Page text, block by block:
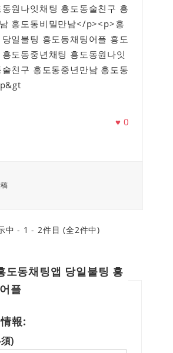
원나잇채팅 흥도동술친구 흥
흥도동비밀만남</p><p>흥
일불팅 흥도동채팅어플 흥도
도동중년채팅 흥도동원나잇
친구 흥도동중년만남 흥도동
♥0
中 - 1 - 2件目 (全2件中)
도동채팅앱 당일불팅 흥
플
報:
)